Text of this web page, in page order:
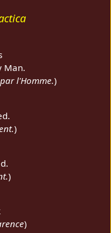
Man.
l'Homme.)
)
)
)